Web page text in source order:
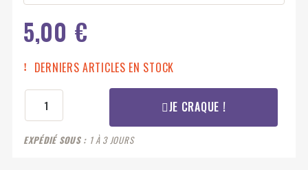
5,00 €
DERNIERS ARTICLES EN STOCK
JE CRAQUE !
EXPÉDIÉ SOUS 1 À 3 JOURS